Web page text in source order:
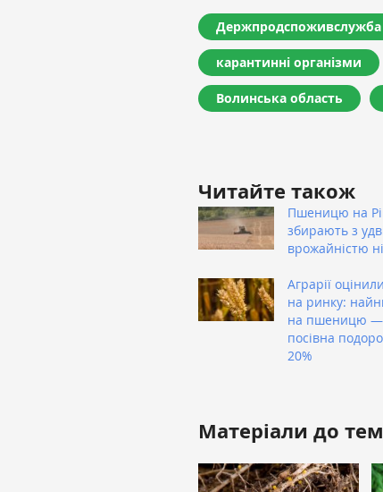
Держпродспоживслужба
карантинні організми
Волинська область
Читайте також
Пшеницю на
збирають з
врожайністю
Аграрії
на ринку:
на пшеницю —
посівна
20%
Матеріали до